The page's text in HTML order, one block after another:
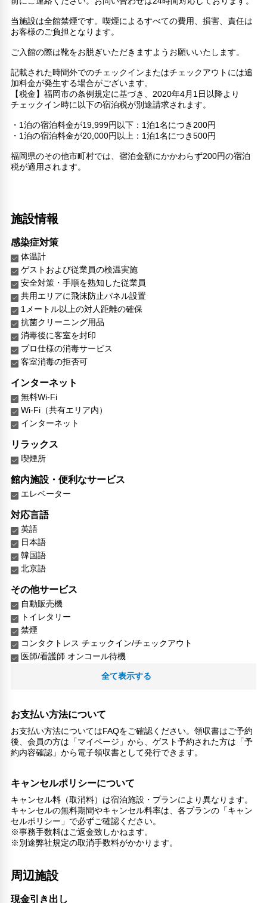
当施設は全館禁煙です。喫煙によるすべての費用、損害、責任は
お客様のご負担となります。
ご入館の際は靴をお脱ぎいただきますようお願いいたします。
記載された時間外でのチェックインまたはチェックアウトには追
加料金が発生する場合がございます。
【税金】福岡市の条例規定に基づき、2020年4月1日以降より
チェックイン時に以下の宿泊税が別途請求されます。
・1泊の宿泊料金が19,999円以下：1泊1名につき200円
・1泊の宿泊料金が20,000円以上：1泊1名につき500円
福岡県のその他市町村では、宿泊金額にかかわらず200円の宿泊
税が適用されます。
施設情報
感染症対策
体温計
ゲストおよび従業員の検温実施
安全対策・手順を熟知した従業員
共用エリアに飛沫防止パネル設置
1メートル以上の対人距離の確保
抗菌クリーニング用品
消毒後に客室を封印
プロ仕様の消毒サービス
客室消毒の拒否可
インターネット
無料Wi-Fi
Wi-Fi（共有エリア内）
インターネット
リラックス
喫煙所
館内施設・便利なサービス
エレベーター
対応言語
英語
日本語
韓国語
北京語
その他サービス
自動販売機
トイレタリー
禁煙
コンタクトレス チェックイン/チェックアウト
医師/看護師 オンコール待機
キャッシュレス支払いサービス
全て表示する
お支払い方法について
お支払い方法についてはFAQをご確認ください。領収書はご予約
後、会員の方は「マイページ」から、ゲスト予約された方は「予
約内容確認」から電子領収書として発行できます。
キャンセルポリシーについて
キャンセル料（取消料）は宿泊施設・プランにより異なります。
キャンセルの無料期間やキャンセル料率は、各プランの「キャン
セルポリシー」で必ずご確認ください。
※事務手数料はご返金致しかねます。
※別途弊社規定の取消手数料がかかります。
周辺施設
現金引き出し